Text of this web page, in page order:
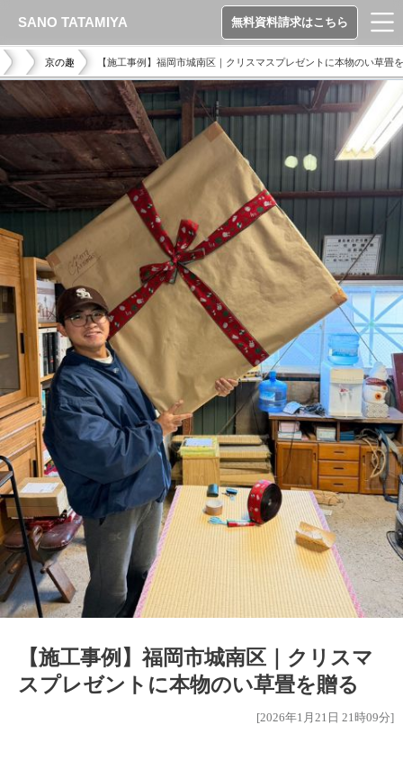
京の趣 【施工事例】福岡市城南区｜クリスマスプレゼントに本物のい草畳
【施工事例】福岡市城南区｜クリスマ
スプレゼントに本物のい草畳を贈る
[2026年1月21日 21時09分]
SANO TATAMIYA 無料資料請求はこちら